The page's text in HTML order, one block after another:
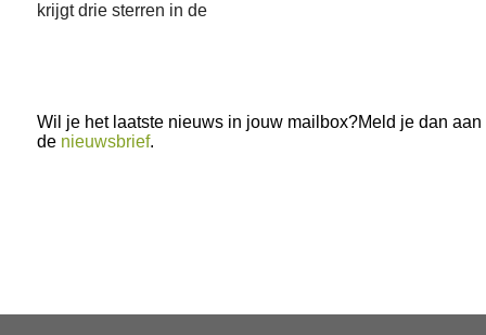
krijgt drie sterren in de
Wil je het laatste nieuws in jouw mailbox?Meld je dan aan
de nieuwsbrief.